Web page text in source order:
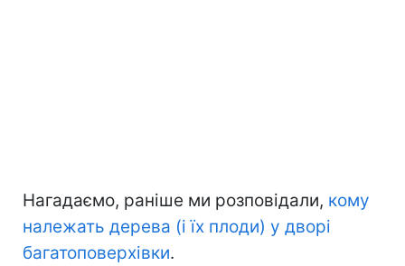
Нагадаємо, раніше ми розповідали, кому
належать дерева (і їх плоди) у дворі
багатоповерхівки.